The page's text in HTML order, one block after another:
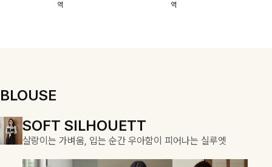
스에요🖤
역
할 수 있어요🤍
역
BLOUSE
SOFT SILHOUETT
살랑이는 가벼움, 입는 순간 우아함이 피어나는 실루엣
COZY ESSENTIAL
매일의 일상을 부드럽게 감싸줄 니트 컬렉션
DOUBLE THE JOY
함께할 때 더욱 완벽한, 합리적인 선택으로 채우는 즐거움